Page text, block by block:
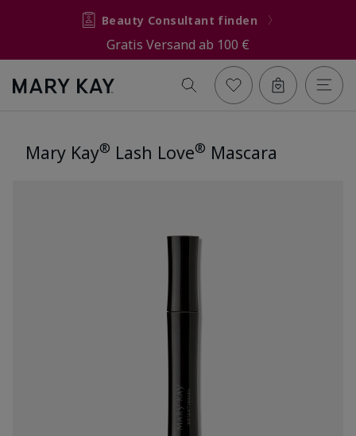
Beauty Consultant finden
Gratis Versand ab 100 €
Mary Kay® Lash Love® Mascara